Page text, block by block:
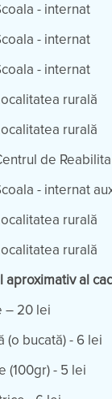
- internat
- internat
- internat
rurală
rurală
de
- internat
rurală
rurală
aproximativ al
(o bucată) - 6 lei